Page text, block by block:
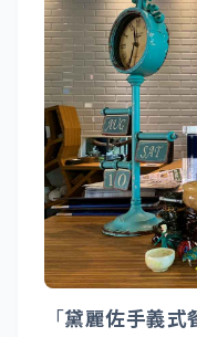
「黛麗佐手義式